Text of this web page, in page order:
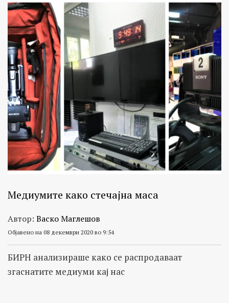
Медиумите како стечајна маса
Автор: Васко Маглешов
Објавено на 08 декември 2020 во 9:54
БИРН анализираше како се распродаваат
згаснатите медиуми кај нас